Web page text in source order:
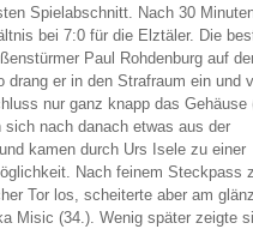
Spielabschnitt. Nach 30
bei 7:0 für die Elztäler. Die
Paul Rohdenburg auf
drang er in den Strafraum ein und
nur ganz knapp das Gehäuse
sich nach danach etwas aus der
kamen durch Urs Isele zu einer
Nach feinem Steckpass
Tor los, scheiterte aber am
Misic (34.). Wenig später zeigte